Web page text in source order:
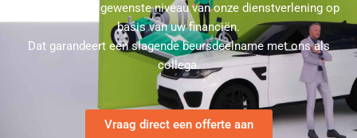
Kies hierbij het gewenste niveau van onze dienstverlening op
basis van uw financiën.
Dat garandeert een slagende beursdeelname met ons als
collega.
Vraag direct een offerte aan